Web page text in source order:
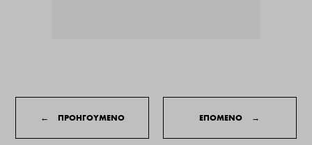
← ΠΡΟΗΓΟΥΜΕΝΟ ΕΠΟΜΕΝΟ →